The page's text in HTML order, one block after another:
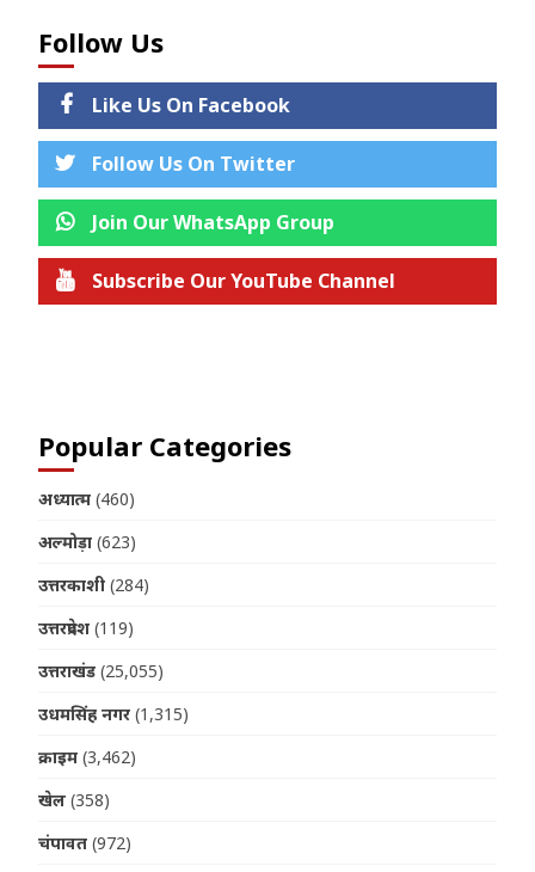
Follow Us
Like Us On Facebook
Follow Us On Twitter
Join Our WhatsApp Group
Subscribe Our YouTube Channel
Popular Categories
अध्यात्म (460)
अल्मोड़ा (623)
उत्तरकाशी (284)
उत्तरप्रदेश (119)
उत्तराखंड (25,055)
उधमसिंह नगर (1,315)
क्राइम (3,462)
खेल (358)
चंपावत (972)